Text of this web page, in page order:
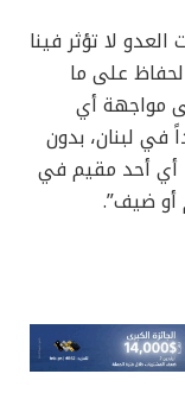
لا تؤثر فينا
على ما
مواجهة أي
في لبنان، بدون
أي أحد مقيم في
أو ضيف”.